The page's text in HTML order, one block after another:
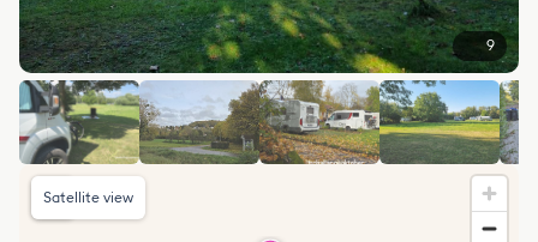
9
Satellite view